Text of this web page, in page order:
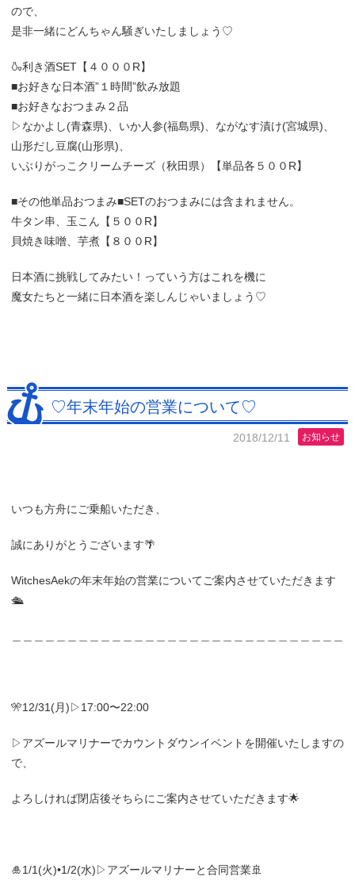
ので、
是非一緒にどんちゃん騒ぎいたしましょう♡
🍶利き酒SET【４０００R】
■お好きな日本酒”１時間”飲み放題
■お好きなおつまみ２品
▷なかよし(青森県)、いか人参(福島県)、ながなす漬け(宮城県)、
山形だし豆腐(山形県)、
いぶりがっこクリームチーズ（秋田県）【単品各５００R】
■その他単品おつまみ■SETのおつまみには含まれません。
牛タン串、玉こん【５００R】
貝焼き味噌、芋煮【８００R】
日本酒に挑戦してみたい！っていう方はこれを機に
魔女たちと一緒に日本酒を楽しんじゃいましょう♡
♡年末年始の営業について♡
2018/12/11 お知らせ
いつも方舟にご乗船いただき、
誠にありがとうございます🌴
WitchesAekの年末年始の営業についてご案内させていただきます
🛳
🎌12/31(月)▷17:00〜22:00
▷アズールマリナーでカウントダウンイベントを開催いたしますの
で、
よろしければ閉店後そちらにご案内させていただきます🌟
🎍1/1(火)•1/2(水)▷アズールマリナーと合同営業🚢